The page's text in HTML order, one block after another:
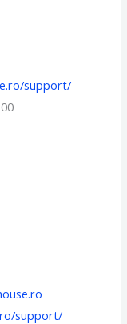
support/
support/